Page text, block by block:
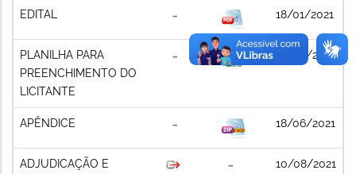
EDITAL 18/01/2021
PLANILHA PARA
PREENCHIMENTO DO
LICITANTE
18/06/2021
APÊNDICE 18/06/2021
ADJUDICAÇÃO E
10/08/2021